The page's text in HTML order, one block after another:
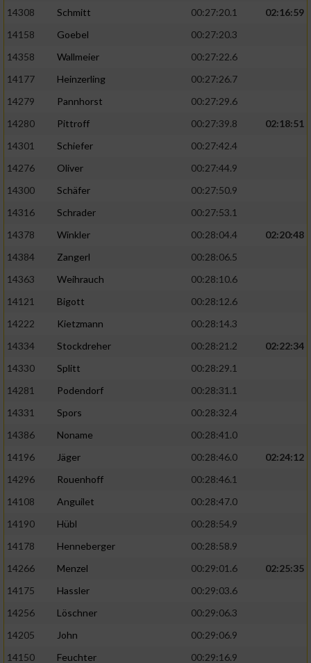
14308 Schmitt 00:27:20.1
02:16:59
14158
Goebel
00:27:20.3
14358
Wallmeier
00:27:22.6
14177
Heinzerling
00:27:26.7
14279
Pannhorst
00:27:29.6
14280
Pittroff 00:27:39.8
02:18:51
14301
Schiefer
00:27:42.4
14276
Oliver
00:27:44.9
14300
Schäfer
00:27:50.9
14316
Schrader
00:27:53.1
14378
Winkler 00:28:04.4
02:20:48
14384
Zangerl
00:28:06.5
14363
Weihrauch
00:28:10.6
14121
Bigott
00:28:12.6
14222
Kietzmann
00:28:14.3
14334
Stockdreher 00:28:21.2
02:22:34
14330
Splitt
00:28:29.1
14281
Podendorf
00:28:31.1
14331
Spors
00:28:32.4
14386
Noname
00:28:41.0
14196
Jäger 00:28:46.0
02:24:12
14296
Rouenhoff
00:28:46.1
14108
Anguilet
00:28:47.0
14190
Hübl
00:28:54.9
14178
Henneberger
00:28:58.9
14266
Menzel 00:29:01.6
02:25:35
14175
Hassler
00:29:03.6
14256
Löschner
00:29:06.3
14205
John
00:29:06.9
14150
Feuchter
00:29:16.9